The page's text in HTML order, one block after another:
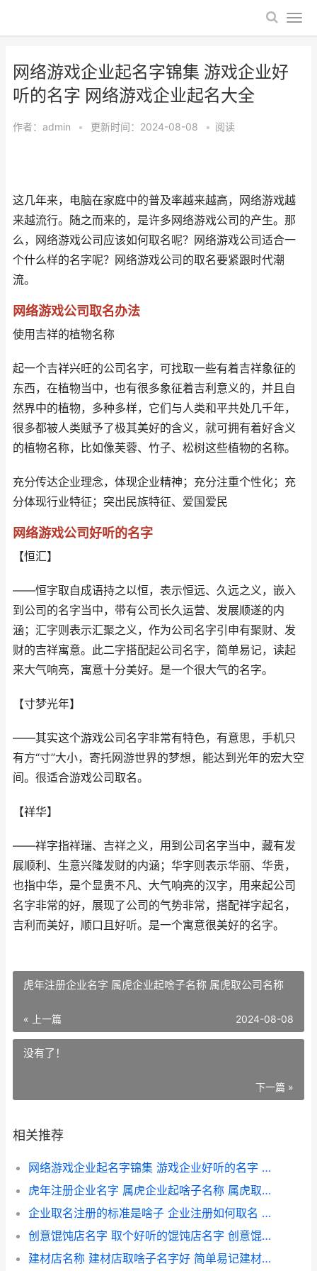
网络游戏企业起名字锦集 游戏企业好
听的名字 网络游戏企业起名大全
作者： admin • 更新时间：2024-08-08 • 阅读
这几年来，电脑在家庭中的普及率越来越高，网络游戏越
来越流行。随之而来的，是许多网络游戏公司的产生。那
么，网络游戏公司应该如何取名呢？网络游戏公司适合一
个什么样的名字呢？网络游戏公司的取名要紧跟时代潮
流。
网络游戏公司取名办法
使用吉祥的植物名称
起一个吉祥兴旺的公司名字，可找取一些有着吉祥象征的
东西，在植物当中，也有很多象征着吉利意义的，并且自
然界中的植物，多种多样，它们与人类和平共处几千年，
很多都被人类赋予了极其美好的含义，就可拥有着好含义
的植物名称，比如像芙蓉、竹子、松树这些植物的名称。
充分传达企业理念，体现企业精神；充分注重个性化；充
分体现行业特征；突出民族特征、爱国爱民
网络游戏公司好听的名字
【恒汇】
——恒字取自成语持之以恒，表示恒远、久远之义，嵌入
到公司的名字当中，带有公司长久运营、发展顺遂的内
涵；汇字则表示汇聚之义，作为公司名字引申有聚财、发
财的吉祥寓意。此二字搭配起公司名字，简单易记，读起
来大气响亮，寓意十分美好。是一个很大气的名字。
【寸梦光年】
——其实这个游戏公司名字非常有特色，有意思，手机只
有方“寸”大小，寄托网游世界的梦想，能达到光年的宏大空
间。很适合游戏公司取名。
【祥华】
——祥字指祥瑞、吉祥之义，用到公司名字当中，藏有发
展顺利、生意兴隆发财的内涵；华字则表示华丽、华贵，
也指中华，是个显贵不凡、大气响亮的汉字，用来起公司
名字非常的好，展现了公司的气势非常，搭配祥字起名，
吉利而美好，顺口且好听。是一个寓意很美好的名字。
虎年注册企业名字 属虎企业起啥子名称 属虎取公司名称
« 上一篇 2024-08-08
没有了！
下一篇 »
相关推荐
网络游戏企业起名字锦集 游戏企业好听的名字 网络游戏企业起名大全
虎年注册企业名字 属虎企业起啥子名称 属虎取公司名称
企业取名注册的标准是啥子 企业注册如何取名 注册企业起名
创意馄饨店名字 取个好听的馄饨店名字 创意馄饨店名字怎么取
建材店名称 建材店取啥子名字好 简单易记建材商店名字